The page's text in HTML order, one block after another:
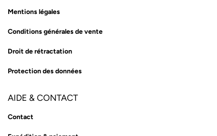
Mentions légales
Conditions générales de vente
Droit de rétractation
Protection des données
AIDE & CONTACT
Contact